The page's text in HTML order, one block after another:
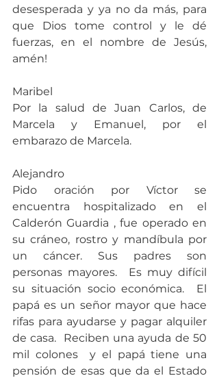
desesperada y ya no da más, para
que Dios tome control y le dé
fuerzas, en el nombre de Jesús,
amén!
Maribel
Por la salud de Juan Carlos, de
Marcela y Emanuel, por el
embarazo de Marcela.
Alejandro
Pido oración por Víctor se
encuentra hospitalizado en el
Calderón Guardia , fue operado en
su cráneo, rostro y mandíbula por
un cáncer. Sus padres son
personas mayores.  Es muy difícil
su situación socio económica.  El
papá es un señor mayor que hace
rifas para ayudarse y pagar alquiler
de casa.  Reciben una ayuda de 50
mil colones  y el papá tiene una
pensión de esas que da el Estado